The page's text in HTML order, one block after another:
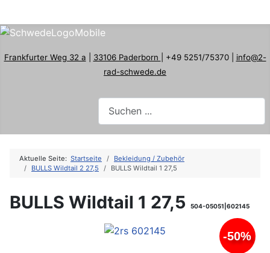
Frankfurter Weg 32 a 33106 Paderborn | +49 5251/75370 | info@2-
rad-schwede.de
Aktuelle Seite: Startseite
Bekleidung / Zubehör
BULLS Wildtail 2 27,5
BULLS Wildtail 1 27,5
BULLS Wildtail 1 27,5 504-05051|602145
-50%